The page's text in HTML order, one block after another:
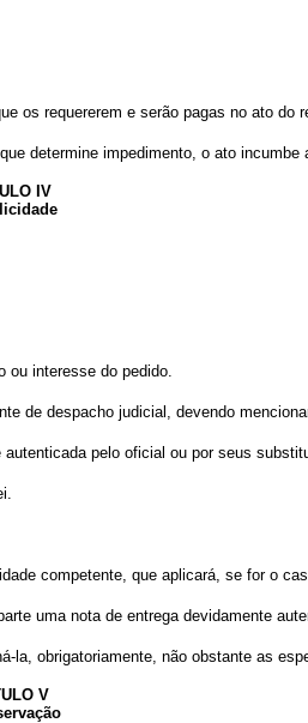
requererem e serão pagas no ato do
determine impedimento, o ato incumbe
IV
interesse do pedido.
de despacho judicial, devendo
pelo oficial ou por seus
competente, que aplicará, se for o
uma nota de entrega devidamente
obrigatoriamente, não obstante as
V